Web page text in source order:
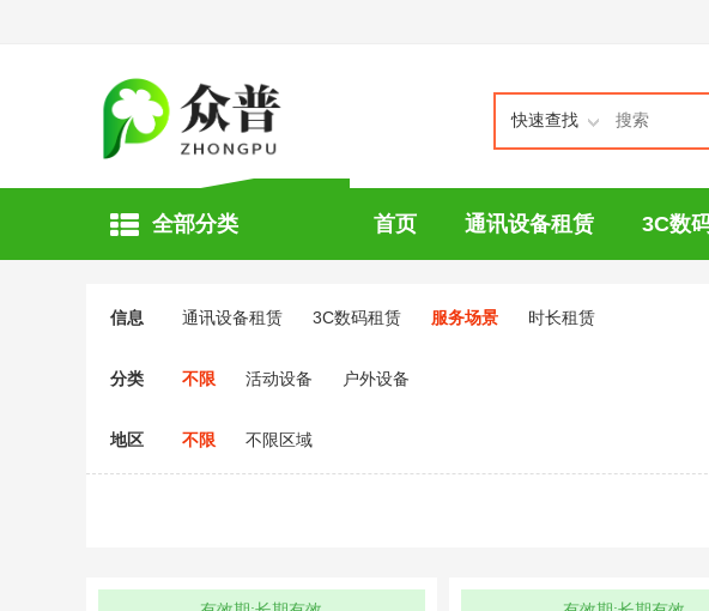
快速查找
全部分类 首页 通讯设备租赁 3C数
信息 通讯设备租赁 3C数码租赁 服务场景 时长租赁
分类 不限 活动设备 户外设备
地区 不限 不限区域